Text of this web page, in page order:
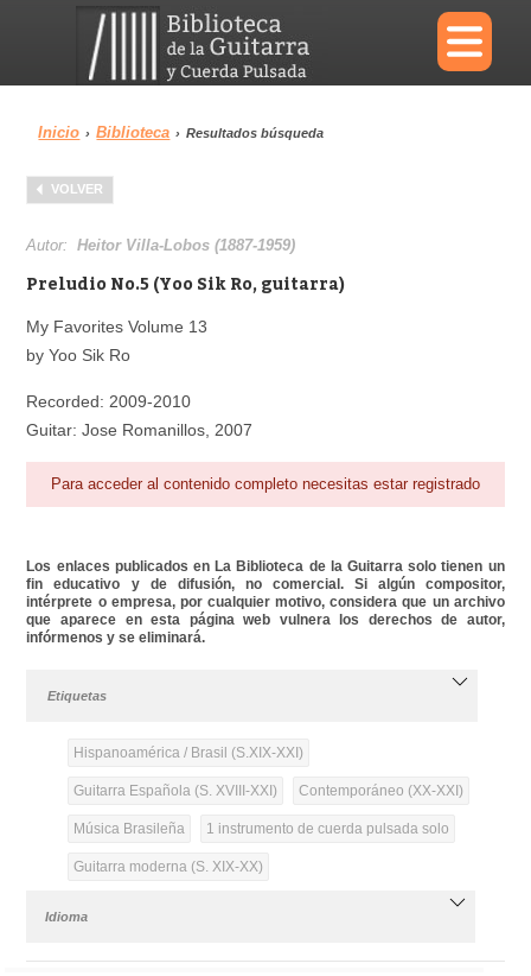
×
Menu
Biblioteca
Área personal
Inicio › Biblioteca › Resultados búsqueda
VOLVER
Autor:Heitor Villa-Lobos (1887-1959)
Preludio No.5 (Yoo Sik Ro, guitarra)
My Favorites Volume 13
by Yoo Sik Ro
Recorded: 2009-2010
Guitar: Jose Romanillos, 2007
Para acceder al contenido completo necesitas estar registrado
Los enlaces publicados en La Biblioteca de la Guitarra solo tienen un
fin educativo y de difusión, no comercial. Si algún compositor,
intérprete o empresa, por cualquier motivo, considera que un archivo
que aparece en esta página web vulnera los derechos de autor,
infórmenos y se eliminará.
Etiquetas
Hispanoamérica / Brasil (S.XIX-XXI)
Guitarra Española (S. XVIII-XXI) Contemporáneo (XX-XXI)
Música Brasileña 1 instrumento de cuerda pulsada solo
Guitarra moderna (S. XIX-XX)
Idioma